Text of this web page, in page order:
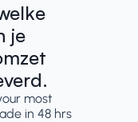
je
most
in 48 hrs